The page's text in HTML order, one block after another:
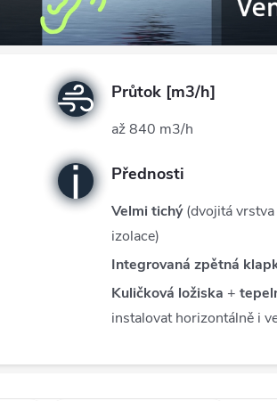
Průtok [m3/h]
až 840 m3/h
Přednosti
Velmi tichý(dvojitá vrstva
izolace)
Integrovaná zpětná
Kuličková ložiska +
instalovat horizontálně i